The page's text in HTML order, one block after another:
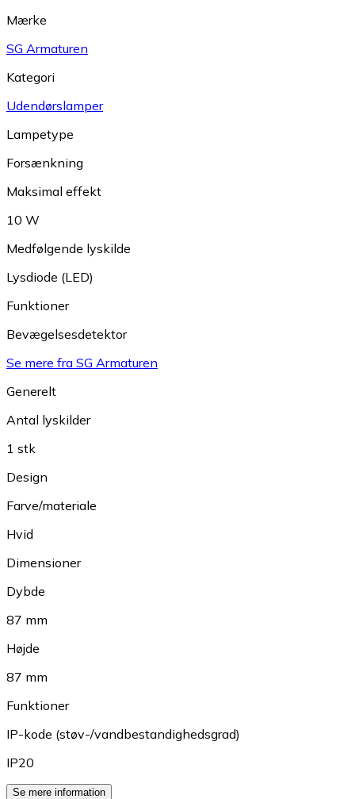
Mærke
SG Armaturen
Kategori
Udendørslamper
Lampetype
Forsænkning
Maksimal effekt
10 W
Medfølgende lyskilde
Lysdiode (LED)
Funktioner
Bevægelsesdetektor
Se mere fra SG Armaturen
Generelt
Antal lyskilder
1 stk
Design
Farve/materiale
Hvid
Dimensioner
Dybde
87 mm
Højde
87 mm
Funktioner
IP-kode (støv-/vandbestandighedsgrad)
IP20
Se mere information